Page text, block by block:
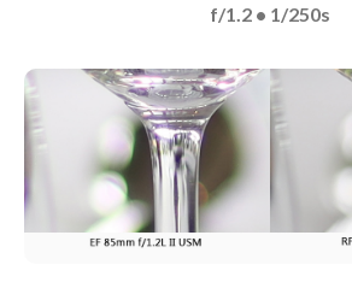
f/1.2 • 1/250s